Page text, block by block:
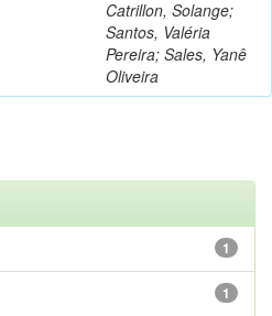
Catrillon, Solange;
Santos, Valéria
Pereira; Sales, Yanê
Oliveira
1
1